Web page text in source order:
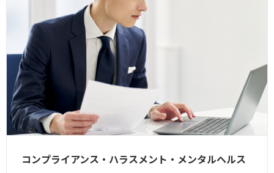
コンプライアンス・ハラスメント・メンタルヘルス